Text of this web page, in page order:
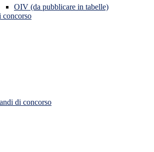
OIV (da pubblicare in tabelle)
concorso
di concorso